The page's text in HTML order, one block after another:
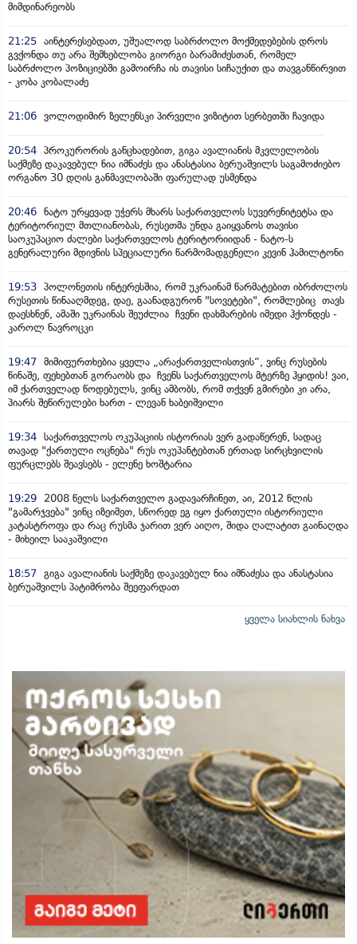
მიმდინარეობს
21:25 აინტერესებდათ, უშუალოდ საბრძოლო მოქმედებების დროს
გვქონდა თუ არა შემხებლობა გიორგი ბარამიძესთან, რომელ
საბრძოლო პოზიციებში გამოირჩა ის თავისი სიჩაუქით და თავგანწირვით
- კობა კობალაძე
21:06 ვოლოდიმირ ზელენსკი პირველი ვიზიტით სერბეთში ჩავიდა
20:54 პროკურორის განცხადებით, გიგა ავალიანის მკვლელობის
საქმეზე დაკავებულ ნია იმნაძეს და ანასტასია ბერუაშვილს საგამოძიებო
ორგანო 30 დღის განმავლობაში ფარულად უსმენდა
20:46 ნატო ურყევად უჭერს მხარს საქართველოს სუვერენიტეტსა და
ტერიტორიულ მთლიანობას, რუსეთმა უნდა გაიყვანოს თავისი
საოკუპაციო ძალები საქართველოს ტერიტორიიდან - ნატო-ს
გენერალური მდივნის სპეციალური წარმომადგენელი კევინ ჰამილტონი
19:53 პოლონეთის ინტერესშია, რომ უკრაინამ წარმატებით იბრძოლოს
რუსეთის წინააღმდეგ, დაე, გაანადგურონ "სოვეტები", რომლებიც თავს
დაესხნენ, ამაში უკრაინას შეუძლია ჩვენი დახმარების იმედი ჰქონდეს -
კაროლ ნავროცკი
19:47 მიმიფურთხებია ყველა „არაქართველისთვის“, ვინც რუსების
წინაშე, ფეხებთან გორაობს და ჩვენს საქართველოს მტერზე ჰყიდის! ვაი,
იმ ქართველად წოდებულს, ვინც ამბობს, რომ თქვენ გმირები კი არა,
პიარს შეწირულები ხართ - ლევან ხაბეიშვილი
19:34 საქართველოს ოკუპაციის ისტორიას ვერ გადაწერენ, სადაც
თავად "ქართული ოცნება" რუს ოკუპანტებთან ერთად სირცხვილის
ფურცლებს შეავსებს - ელენე ხოშტარია
19:29
2008 წელს საქართველო გადავარჩინეთ, აი, 2012 წლის
"გამარჯვება" ვინც იზეიმეთ, სწორედ ეგ იყო ქართული ისტორიული
კატასტროფა და რაც რუსმა ჯარით ვერ აიღო, შიდა ღალატით გაინაღდა
- მიხეილ სააკაშვილი
18:57 გიგა ავალიანის საქმეზე დაკავებულ ნია იმნაძესა და ანასტასია
ბერუაშვილს პატიმრობა შეეფარდათ
ყველა სიახლის ნახვა